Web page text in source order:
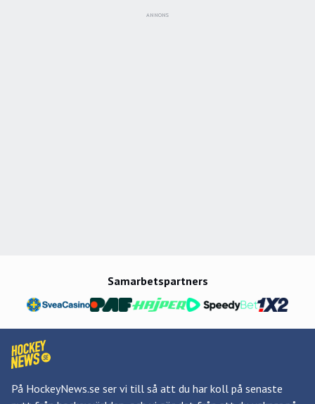
ANNONS
Samarbetspartners
På HockeyNews.se ser vi till så att du har koll på senaste